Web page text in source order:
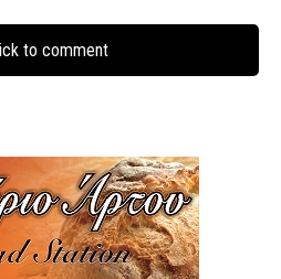
to comment